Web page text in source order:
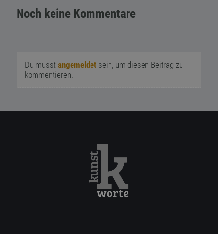
Noch keine Kommentare
Du musst angemeldetsein, um diesen Beitrag zu
kommentieren.